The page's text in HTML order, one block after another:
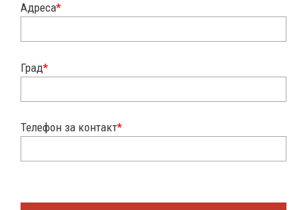
Адреса*
Град*
Телефон за контакт*